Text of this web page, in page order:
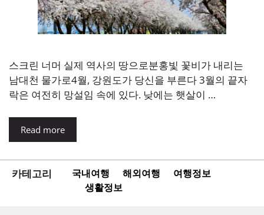
스크린 너머 실제 역사의 땅으로분홍빛 꽃비가 내리는
남대천 물가로4월, 강원도가 당신을 부른다 3월의 끝자
락은 여전히 망설임 속에 있다. 낮에는 햇살이 …
Read more
카테고리 국내여행 해외여행
여행정보
생활정보